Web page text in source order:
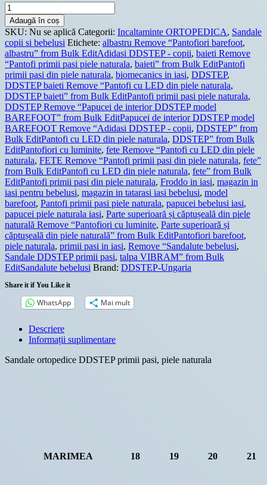
Cantitate
Sandale
ortopedice
DDSTEP
primii
pasi,
piele
naturala
Adaugă în coș
SKU: Nu se aplică Categorii: Incaltaminte ORTOPEDICA, Sandale
copii si bebelusi Etichete: albastru Remove “Pantofiori barefoot,
albastru” from Bulk EditAdidasi DDSTEP - copii, baieti Remove
“Pantofi primii pasi piele naturala, baieti” from Bulk EditPantofi
primii pasi din piele naturala, biomecanics in iasi, DDSTEP,
DDSTEP baieti Remove “Pantofi cu LED din piele naturala,
DDSTEP baieti” from Bulk EditPantofi primii pasi piele naturala,
DDSTEP Remove “Papucei de interior DDSTEP model
BAREFOOT” from Bulk EditPapucei de interior DDSTEP model
BAREFOOT Remove “Adidasi DDSTEP - copii, DDSTEP” from
Bulk EditPantofi cu LED din piele naturala, DDSTEP” from Bulk
EditPantofiori cu luminite, fete Remove “Pantofi cu LED din piele
naturala, FETE Remove “Pantofi primii pasi din piele naturala, fete”
from Bulk EditPantofi cu LED din piele naturala, fete” from Bulk
EditPantofi primii pasi din piele naturala, Froddo in iasi, magazin in
iasi pentru bebelusi, magazin in tatarasi iasi bebelusi, model
barefoot, Pantofi primii pasi piele naturala, papucei bebelusi iasi,
papucei piele naturala iasi, Parte superioară și căptușeală din piele
naturală Remove “Pantofiori cu luminite, Parte superioară și
căptușeală din piele naturală” from Bulk EditPantofiori barefoot,
piele naturala, primii pasi in iasi, Remove “Sandalute bebelusi,
Sandale DDSTEP primii pasi, talpa VIBRAM” from Bulk
EditSandalute bebelusi Brand: DDSTEP-Ungaria
Share it if You Like it
WhatsApp Mai mult
Descriere
Informații suplimentare
Sandale ortopedice DDSTEP primii pasi, piele naturala
MARIMEA 18 19 20 21